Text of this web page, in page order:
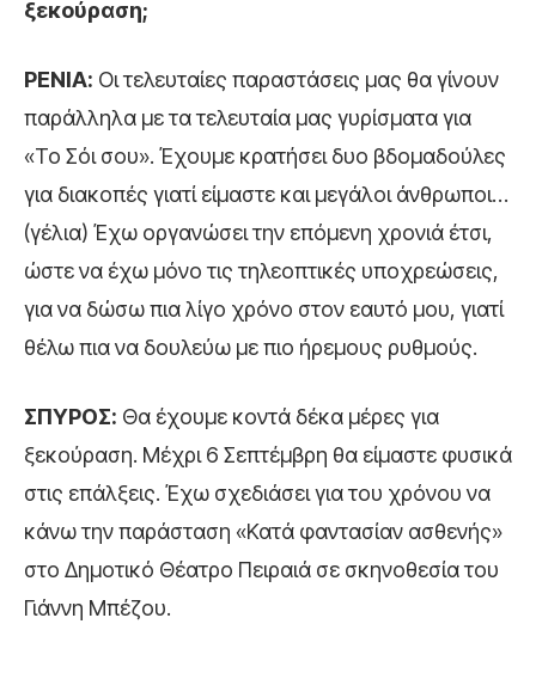
ξεκούραση;
ΡΕΝΙΑ: Οι τελευταίες παραστάσεις μας θα γίνουν
παράλληλα με τα τελευταία μας γυρίσματα για
«Το Σόι σου». Έχουμε κρατήσει δυο βδομαδούλες
για διακοπές γιατί είμαστε και μεγάλοι άνθρωποι…
(γέλια) Έχω οργανώσει την επόμενη χρονιά έτσι,
ώστε να έχω μόνο τις τηλεοπτικές υποχρεώσεις,
για να δώσω πια λίγο χρόνο στον εαυτό μου, γιατί
θέλω πια να δουλεύω με πιο ήρεμους ρυθμούς.
ΣΠΥΡΟΣ: Θα έχουμε κοντά δέκα μέρες για
ξεκούραση. Μέχρι 6 Σεπτέμβρη θα είμαστε φυσικά
στις επάλξεις. Έχω σχεδιάσει για του χρόνου να
κάνω την παράσταση «Κατά φαντασίαν ασθενής»
στο Δημοτικό Θέατρο Πειραιά σε σκηνοθεσία του
Γιάννη Μπέζου.